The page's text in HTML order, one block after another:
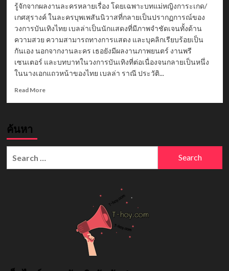
รู้จักจากผลงานละครหลายเรื่อง โดยเฉพาะบทแม่หญิงการะเกด/
เกศสุรางค์ ในละครบุพเพสันนิวาสที่กลายเป็นปรากฏการณ์ของ
วงการบันเทิงไทย เบลล่าเป็นนักแสดงที่มีภาพจำชัดเจนทั้งด้าน
ความสวย ความสามารถทางการแสดง และบุคลิกเรียบร้อยเป็น
กันเอง นอกจากงานละคร เธอยังมีผลงานภาพยนตร์ งานพรี
เซนเตอร์ และบทบาทในวงการบันเทิงที่ต่อเนื่องจนกลายเป็นหนึ่ง
ในนางเอกแถวหน้าของไทย เบลล่า ราณี ประวัติ...
Read MoreRead
ประวัติ
ค้นหา